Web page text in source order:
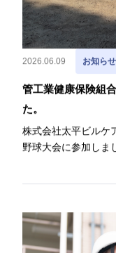
2026.06.09 お知らせ
管工業健康保険組
た。
株式会社太平ビルケ
野球大会に参加しま